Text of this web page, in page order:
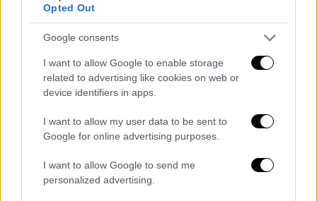
Opted Out
Google consents
I want to allow Google to enable storage
related to advertising like cookies on web or
device identifiers in apps.
I want to allow my user data to be sent to
Google for online advertising purposes.
I want to allow Google to send me
personalized advertising.
ολοκληρώθηκε.
«Αυτή η θεαματική αλλαγή ήταν πιο γρήγορη
από οτιδήποτε μπορεί να φανταστεί κανείς»,
είχε γράψει για τη Φλο Τζο οΚαρλ Λιούις
στην αυτοβιογραφία του…
Πριν από το 1988 οι επιδόσεις της
αμερικανίδας ήταν 10,96 δευτερόλεπτα στα
100 μέτρα. Η βελτίωση (0,47’’ στα 100 και
0,62’’ στα 200) ήταν πράγματι εξωπραγματική